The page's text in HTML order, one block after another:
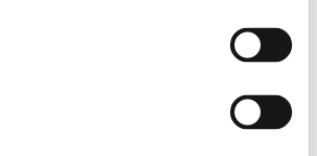
Ania i
, 2022,